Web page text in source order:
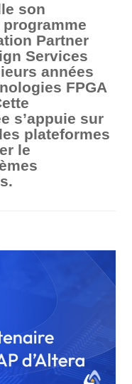
son
Partner
Services
années
FPGA
s’appuie sur
plateformes
le